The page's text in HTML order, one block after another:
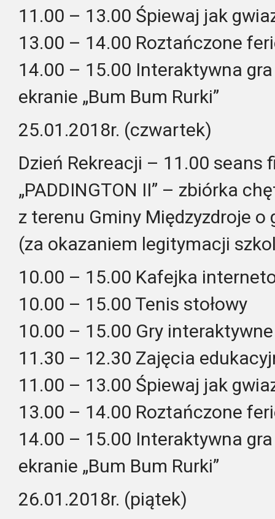
11.00 – 13.00 Śpiewaj jak
13.00 – 14.00 Roztańczone
14.00 – 15.00 Interaktywna
ekranie „Bum Bum Rurki”
25.01.2018r. (czwartek)
Dzień Rekreacji – 11.00 seans
„PADDINGTON II” – zbiórka
z terenu Gminy Międzyzdroje o
(za okazaniem legitymacji
10.00 – 15.00 Kafejka
10.00 – 15.00 Tenis stołowy
10.00 – 15.00 Gry
11.30 – 12.30 Zajęcia
11.00 – 13.00 Śpiewaj jak
13.00 – 14.00 Roztańczone
14.00 – 15.00 Interaktywna
ekranie „Bum Bum Rurki”
26.01.2018r. (piątek)